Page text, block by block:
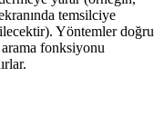
temsilciye
Yöntemler doğru
arama fonksiyonu